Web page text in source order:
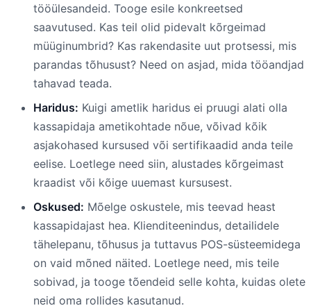
tööülesandeid. Tooge esile konkreetsed
saavutused. Kas teil olid pidevalt kõrgeimad
müüginumbrid? Kas rakendasite uut protsessi, mis
parandas tõhusust? Need on asjad, mida tööandjad
tahavad teada.
Haridus: Kuigi ametlik haridus ei pruugi alati olla
kassapidaja ametikohtade nõue, võivad kõik
asjakohased kursused või sertifikaadid anda teile
eelise. Loetlege need siin, alustades kõrgeimast
kraadist või kõige uuemast kursusest.
Oskused: Mõelge oskustele, mis teevad heast
kassapidajast hea. Klienditeenindus, detailidele
tähelepanu, tõhusus ja tuttavus POS-süsteemidega
on vaid mõned näited. Loetlege need, mis teile
sobivad, ja tooge tõendeid selle kohta, kuidas olete
neid oma rollides kasutanud.